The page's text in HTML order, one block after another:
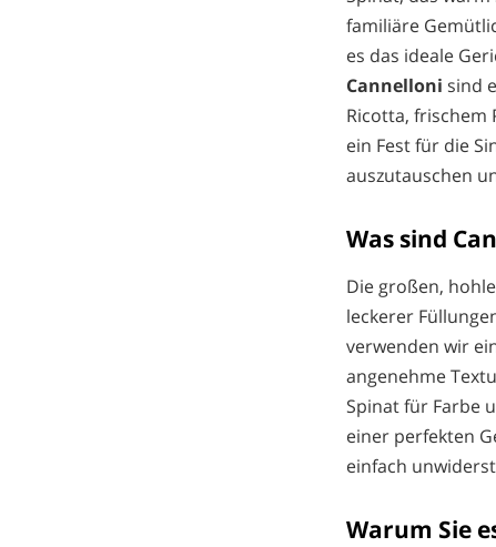
familiäre
es das ideale
Cannelloni sind
Ricotta, frischem
ein Fest für die
auszutauschen
Was sind
Die großen,
leckerer
verwenden wir
angenehme
Spinat für Farbe
einer perfekten
einfach
Warum Sie